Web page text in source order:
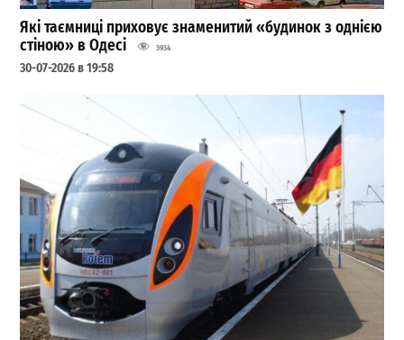
Які таємниці приховує знаменитий «будинок з однією
стіною» в Одесі
3934
30-07-2026 в 19:58